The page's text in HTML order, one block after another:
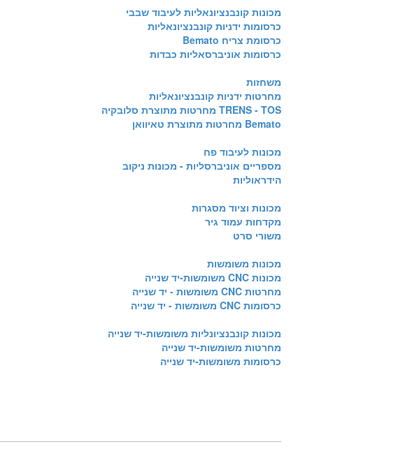
מכונות קונבנציונאליות לעיבוד שבבי
כרסומות ידניות קונבנציונאליות
כרסומת צריח Bemato
כרסומות אוניברסאליות כבדות
משחזות
מחרטות ידניות קונבנציונאליות
TRENS - TOS מחרטות מתוצרת סלובקיה
Bemato מחרטות מתוצרת טאיוואן
מכונות לעיבוד פח
מספריים אוניברסליות - מכונות ניקוב
הידראוליות
מכונות וציוד מסגרות
מקדחות עמוד גיר
משורי סרט
מכונות משומשות
מכונות CNC משומשות-יד שנייה
מחרטות CNC משומשות - יד שנייה
כרסומות CNC משומשות - יד שנייה
מכונות קונבנציונליות משומשות-יד שנייה
מחרטות משומשות-יד שנייה
כרסומות משומשות-יד שנייה